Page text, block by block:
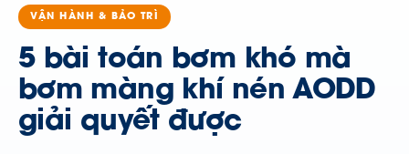
VẬN HÀNH & BẢO TRÌ
5 bài toán bơm khó mà
bơm màng khí nén AODD
giải quyết được